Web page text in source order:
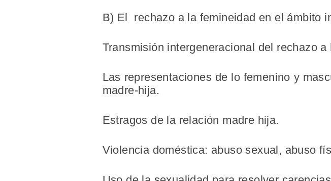
B) El rechazo a la femineidad en el ámbito
Transmisión intergeneracional del rechazo
Las representaciones de lo femenino y
madre-hija.
Estragos de la relación madre hija.
Violencia doméstica: abuso sexual, abuso